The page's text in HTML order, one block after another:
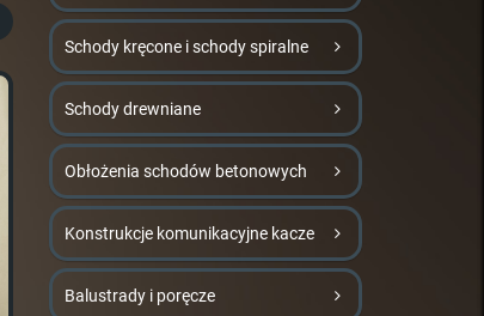
Schody kręcone i schody spiralne
Schody drewniane
Obłożenia schodów betonowych
Konstrukcje komunikacyjne kacze
Balustrady i poręcze